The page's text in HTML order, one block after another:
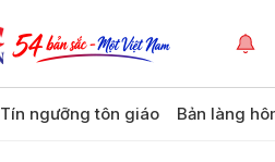
Tín ngưỡng tôn giáo Bản làng